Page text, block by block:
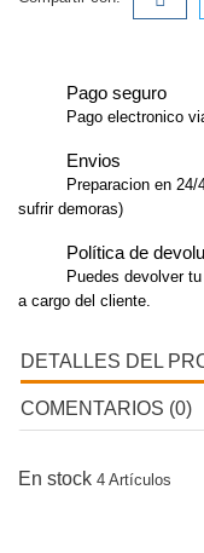
Pago seguro
Pago electronico
Envios
Preparacion en
sufrir demoras)
Política de
Puedes devolver
a cargo del cliente.
DETALLES DEL
COMENTARIOS (0)
En stock 4 Artículos